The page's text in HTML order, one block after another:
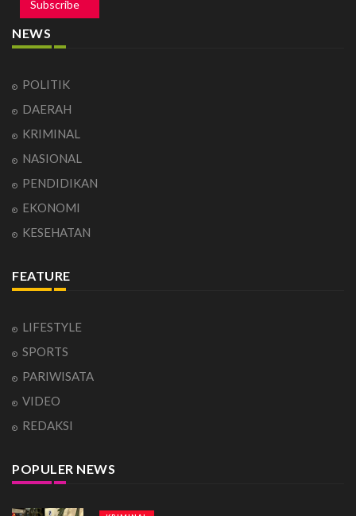
Subscribe
NEWS
POLITIK
DAERAH
KRIMINAL
NASIONAL
PENDIDIKAN
EKONOMI
KESEHATAN
FEATURE
LIFESTYLE
SPORTS
PARIWISATA
VIDEO
REDAKSI
POPULER NEWS